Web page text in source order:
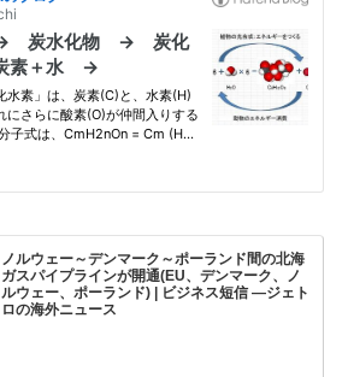
ノルウェー～デンマーク～ポーランド間の北海
ガスパイプラインが開通(EU、デンマーク、ノ
ルウェー、ポーランド) | ビジネス短信 ―ジェト
ロの海外ニュース